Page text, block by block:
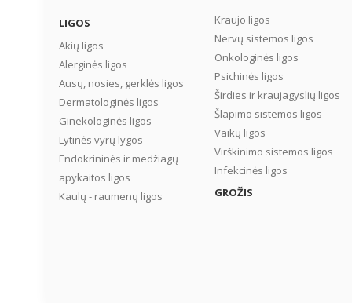
LIGOS
Akių ligos
Alerginės ligos
Ausų, nosies, gerklės ligos
Dermatologinės ligos
Ginekologinės ligos
Lytinės vyrų lygos
Endokrininės ir medžiagų
apykaitos ligos
Kaulų - raumenų ligos
Kraujo ligos
Nervų sistemos ligos
Onkologinės ligos
Psichinės ligos
Širdies ir kraujagyslių ligos
Šlapimo sistemos ligos
Vaikų ligos
Virškinimo sistemos ligos
Infekcinės ligos
GROŽIS